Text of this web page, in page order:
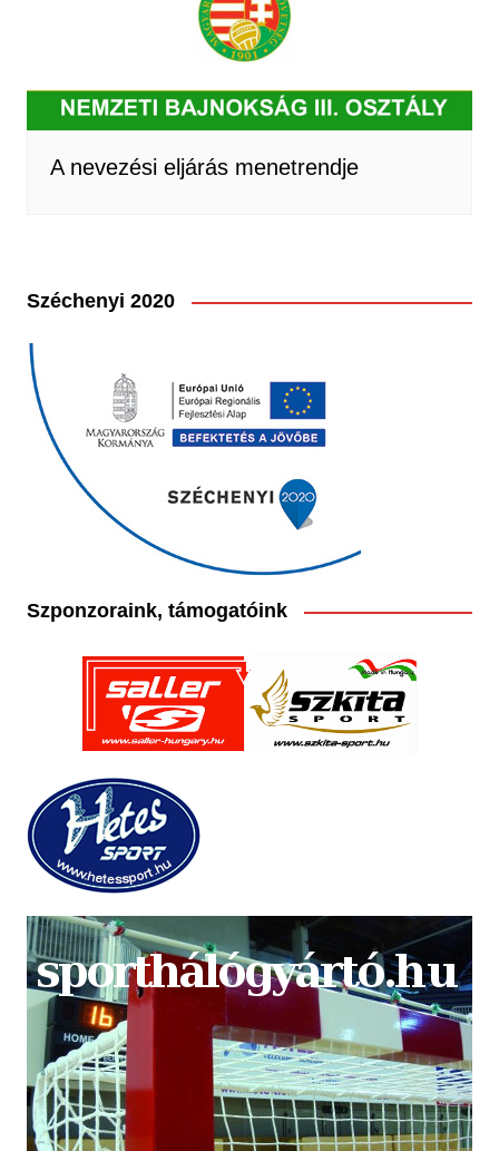
A nevezési eljárás menetrendje
Széchenyi 2020
Szponzoraink, támogatóink